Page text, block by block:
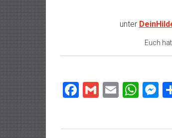
unter
Euch
Facebook
GmailEmail